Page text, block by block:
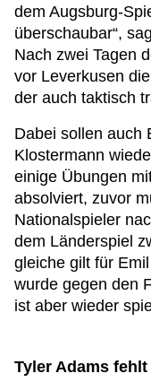
dem Augsburg-
überschaubar“,
Nach zwei Tagen
vor Leverkusen
der auch taktisch
Dabei sollen auch
Klostermann
einige Übungen
absolviert, zuvor
Nationalspieler
dem Länderspiel
gleiche gilt für
wurde gegen den
ist aber wieder
Tyler Adams